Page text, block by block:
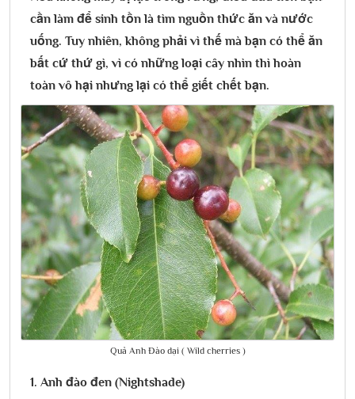
cần làm để sinh tồn là tìm nguồn thức ăn và nước
uống. Tuy nhiên, không phải vì thế mà bạn có thể ăn
bất cứ thứ gì, vì có những loại cây nhìn thì hoàn
toàn vô hại nhưng lại có thể giết chết bạn.
Quả Anh Đào dại ( Wild cherries )
1. Anh đào đen (Nightshade)